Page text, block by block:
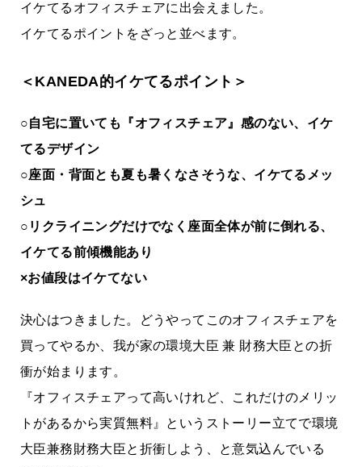
イケてるオフィスチェアに出会えました。
イケてるポイントをざっと並べます。
＜KANEDA的イケてるポイント＞
○自宅に置いても『オフィスチェア』感のない、イケ
てるデザイン
○座面・背面とも夏も暑くなさそうな、イケてるメッ
シュ
○リクライニングだけでなく座面全体が前に倒れる、
イケてる前傾機能あり
×お値段はイケてない
決心はつきました。どうやってこのオフィスチェアを
買ってやるか、我が家の環境大臣 兼 財務大臣との折
衝が始まります。
『オフィスチェアって高いけれど、これだけのメリッ
トがあるから実質無料』というストーリー立てで環境
大臣兼務財務大臣と折衝しよう、と意気込んでいる